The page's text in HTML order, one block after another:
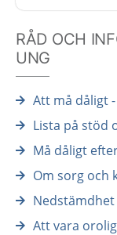
RÅD OCH
UNG
Att må dåligt
Lista på stöd
Må dåligt
Om sorg och
Nedstämdhet
Att vara